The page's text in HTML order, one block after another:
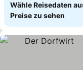
Wähle Reisedaten
Preise zu sehen